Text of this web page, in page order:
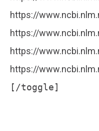
https://
https://
https://
https://
[/toggle]